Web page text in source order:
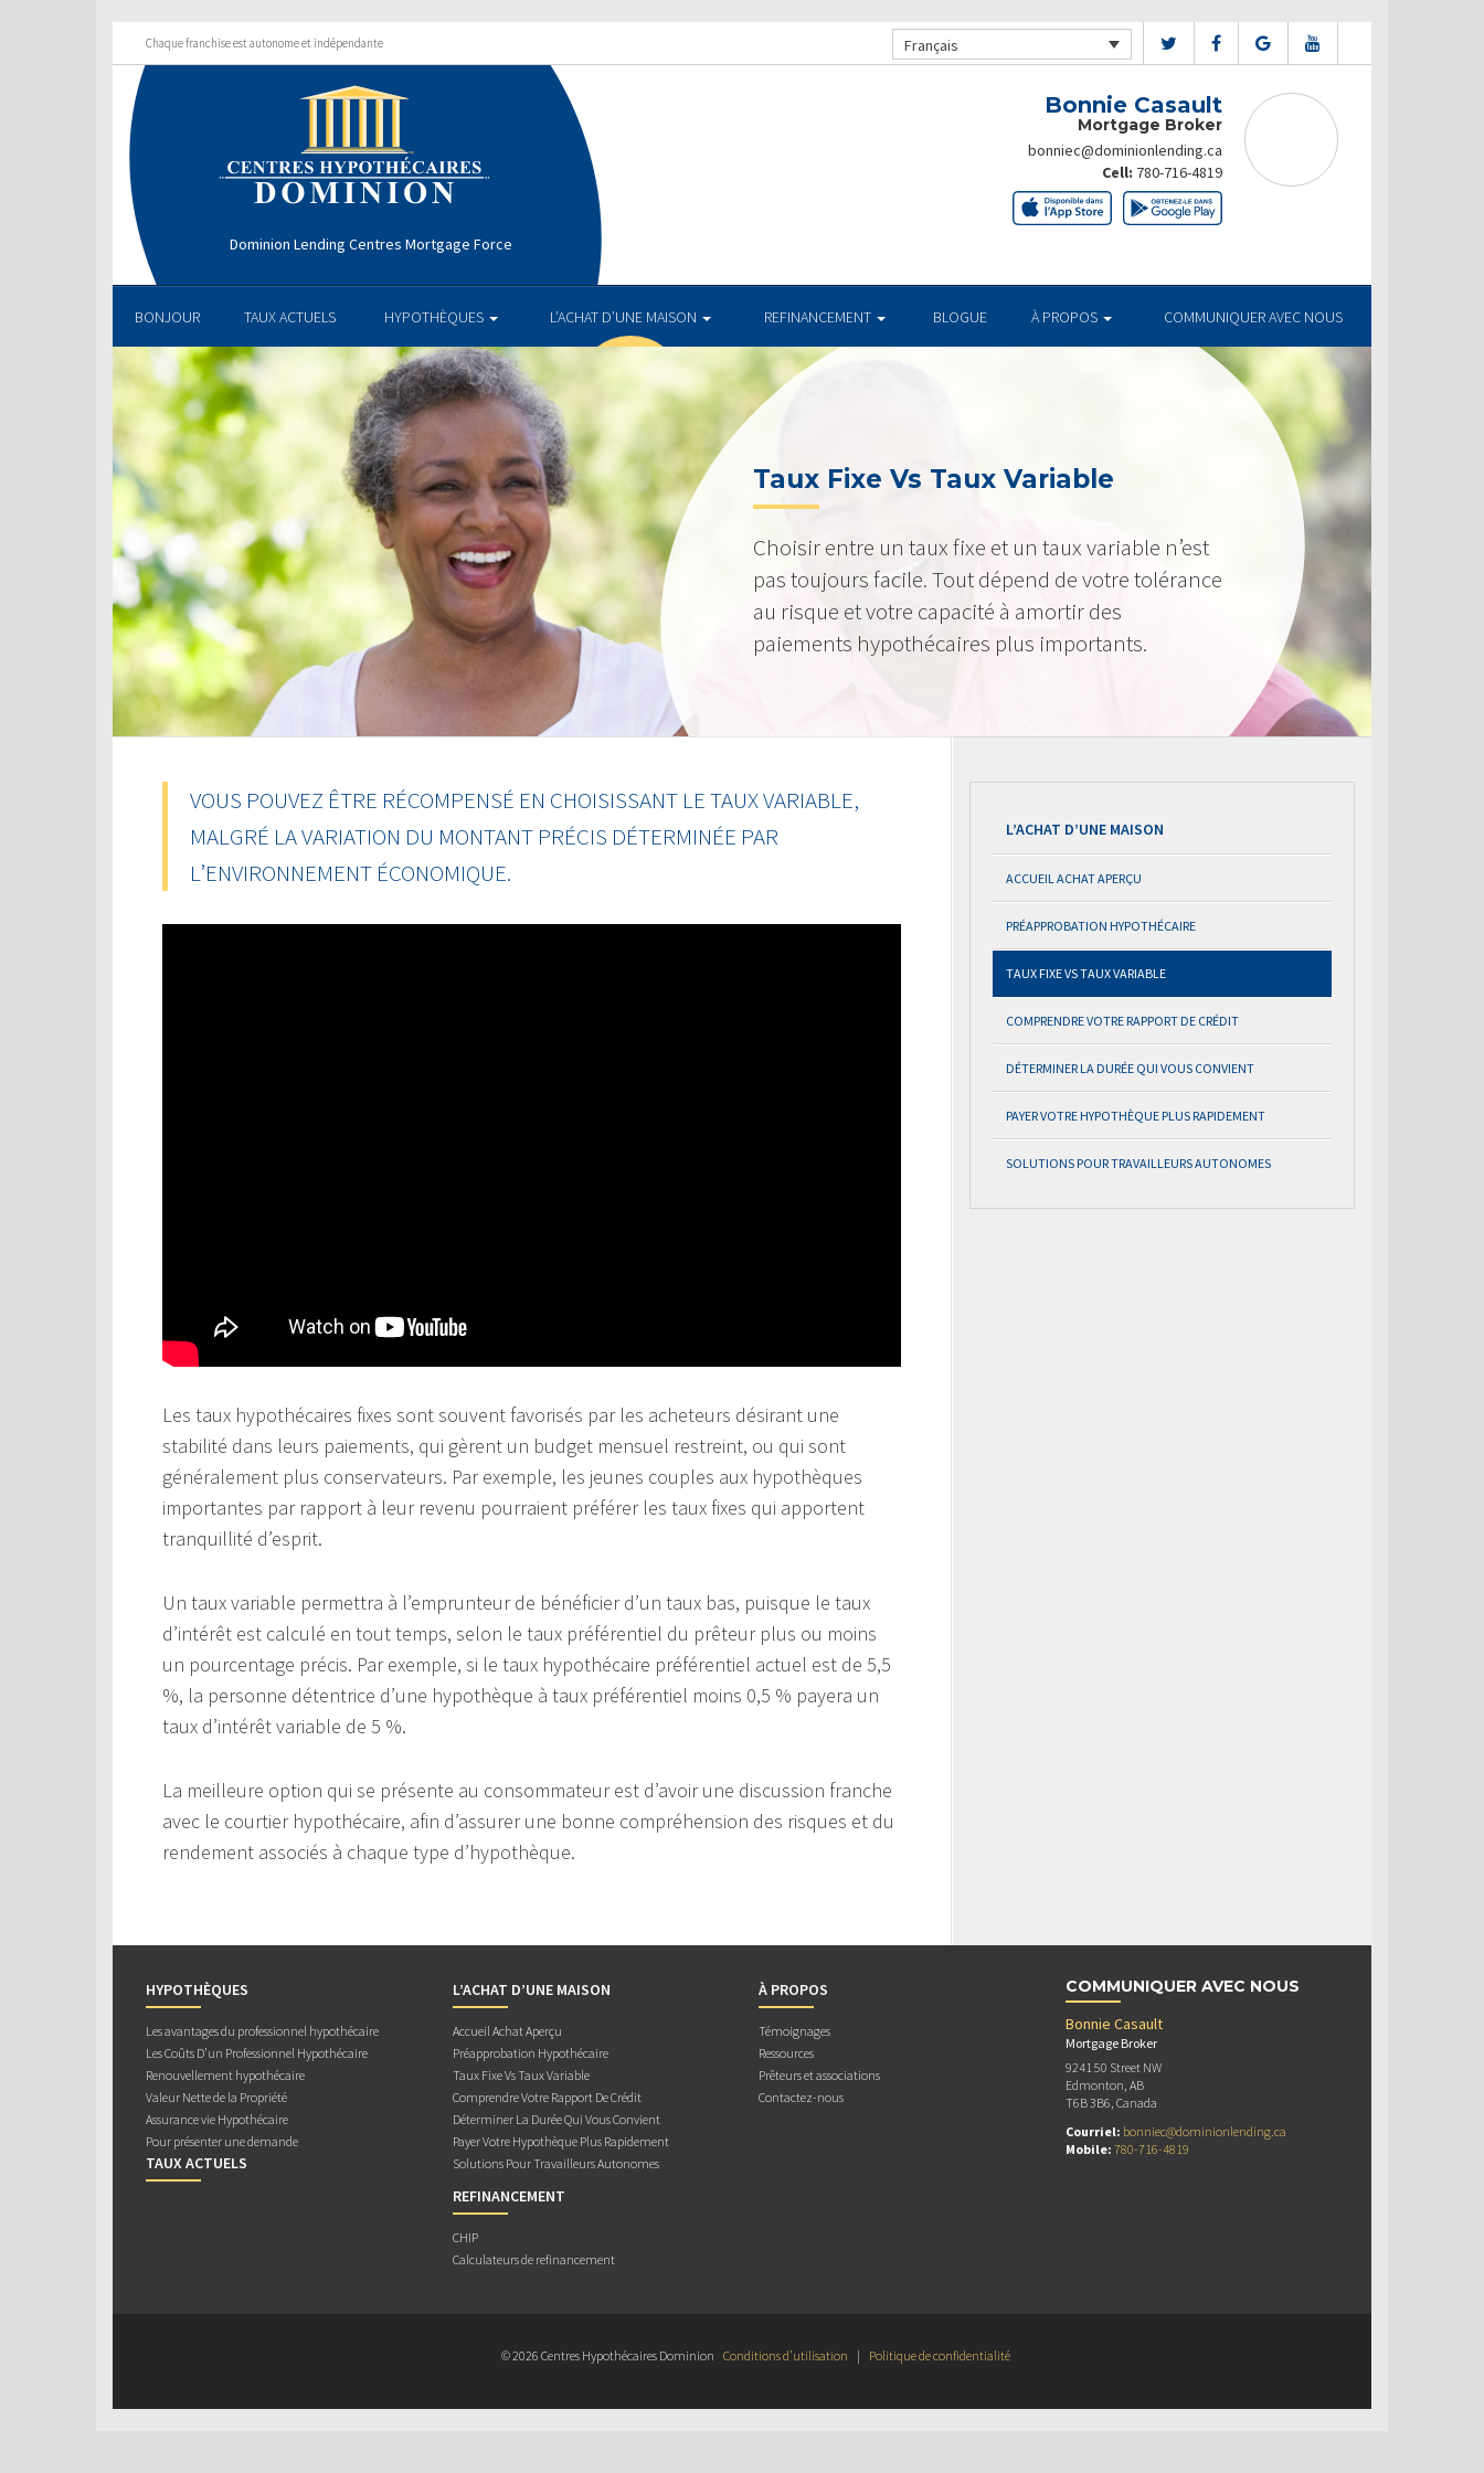
Chaque franchise est autonome et indépendante Français
Dominion Lending Centres Mortgage Force
Bonnie Casault
Mortgage Broker
bonniec@dominionlending.ca
Cell: 780-716-4819
BONJOUR TAUX ACTUELS HYPOTHÈQUES L’ACHAT D’UNE MAISON REFINANCEMENT BLOGUE À PROPOS COMMUNIQUER AVEC NOUS
Taux Fixe Vs Taux Variable
Choisir entre un taux fixe et un taux variable n’est
pas toujours facile. Tout dépend de votre tolérance
au risque et votre capacité à amortir des
paiements hypothécaires plus importants.
VOUS POUVEZ ÊTRE RÉCOMPENSÉ EN CHOISISSANT LE TAUX VARIABLE,
MALGRÉ LA VARIATION DU MONTANT PRÉCIS DÉTERMINÉE PAR
L’ENVIRONNEMENT ÉCONOMIQUE.
Les taux hypothécaires fixes sont souvent favorisés par les acheteurs désirant une
stabilité dans leurs paiements, qui gèrent un budget mensuel restreint, ou qui sont
généralement plus conservateurs. Par exemple, les jeunes couples aux hypothèques
importantes par rapport à leur revenu pourraient préférer les taux fixes qui apportent
tranquillité d’esprit.
Un taux variable permettra à l’emprunteur de bénéficier d’un taux bas, puisque le taux
d’intérêt est calculé en tout temps, selon le taux préférentiel du prêteur plus ou moins
un pourcentage précis. Par exemple, si le taux hypothécaire préférentiel actuel est de 5,5
%, la personne détentrice d’une hypothèque à taux préférentiel moins 0,5 % payera un
taux d’intérêt variable de 5 %.
La meilleure option qui se présente au consommateur est d’avoir une discussion franche
avec le courtier hypothécaire, afin d’assurer une bonne compréhension des risques et du
rendement associés à chaque type d’hypothèque.
L’ACHAT D’UNE MAISON
ACCUEIL ACHAT APERÇU
PRÉAPPROBATION HYPOTHÉCAIRE
TAUX FIXE VS TAUX VARIABLE
COMPRENDRE VOTRE RAPPORT DE CRÉDIT
DÉTERMINER LA DURÉE QUI VOUS CONVIENT
PAYER VOTRE HYPOTHÈQUE PLUS RAPIDEMENT
SOLUTIONS POUR TRAVAILLEURS AUTONOMES
HYPOTHÈQUES
Les avantages du professionnel hypothécaire
Les Coûts D’un Professionnel Hypothécaire
Renouvellement hypothécaire
Valeur Nette de la Propriété
Assurance vie Hypothécaire
Pour présenter une demande
TAUX ACTUELS
L’ACHAT D’UNE MAISON
Accueil Achat Aperçu
Préapprobation Hypothécaire
Taux Fixe Vs Taux Variable
Comprendre Votre Rapport De Crédit
Déterminer La Durée Qui Vous Convient
Payer Votre Hypothèque Plus Rapidement
Solutions Pour Travailleurs Autonomes
REFINANCEMENT
CHIP
Calculateurs de refinancement
À PROPOS
Témoignages
Ressources
Prêteurs et associations
Contactez-nous
COMMUNIQUER AVEC NOUS
Bonnie Casault
Mortgage Broker
9241 50 Street NW
Edmonton, AB
T6B 3B6, Canada
Courriel: bonniec@dominionlending.ca
Mobile: 780-716-4819
© 2026 Centres Hypothécaires Dominion Conditions d’utilisation | Politique de confidentialité